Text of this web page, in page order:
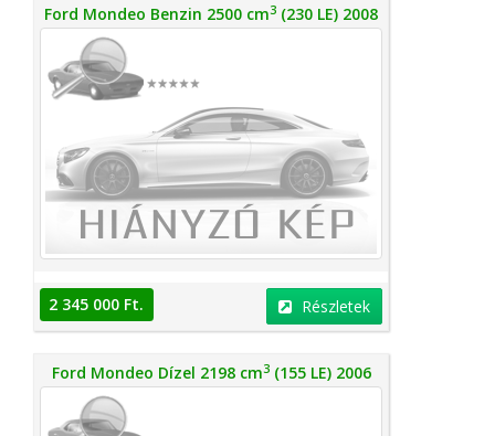
Ford Mondeo Benzin 2500 cm3 (230 LE) 2008
2 345 000 Ft. Részletek
Ford Mondeo Dízel 2198 cm3(155 LE) 2006